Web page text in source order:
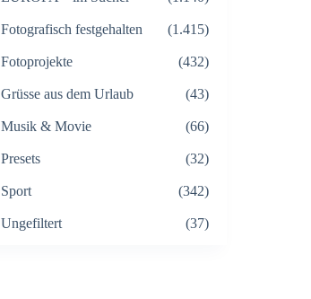
Fotografisch festgehalten (1.415)
Fotoprojekte (432)
Grüsse aus dem Urlaub (43)
Musik & Movie (66)
Presets (32)
Sport (342)
Ungefiltert (37)